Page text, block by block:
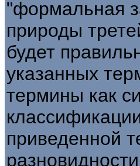
"формальная
природы
будет
указанных
термины как
приведенной